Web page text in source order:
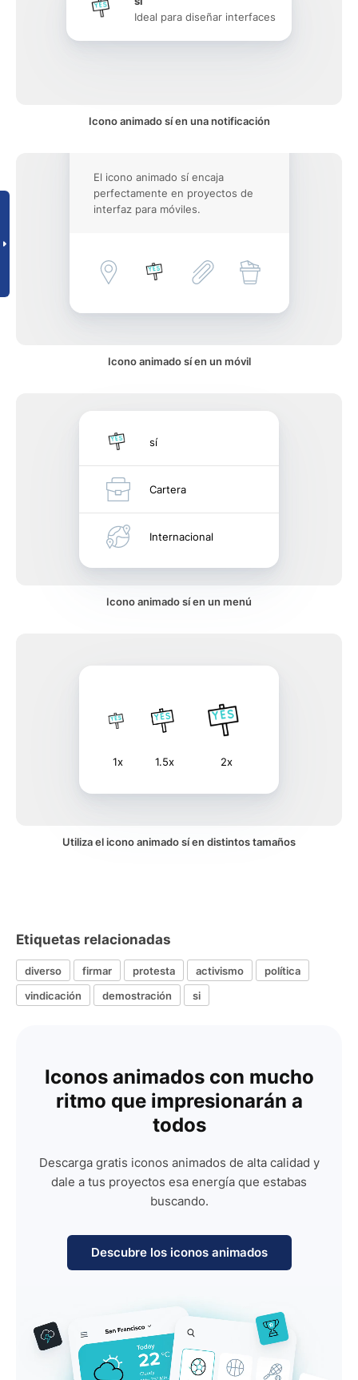
Ideal para diseñar interfaces
Icono animado sí en una notificación
El icono animado sí encaja
perfectamente en proyectos de
interfaz para móviles.
Icono animado sí en un móvil
sí
Cartera
Internacional
Icono animado sí en un menú
1x 1.5x 2x
Utiliza el icono animado sí en distintos tamaños
Etiquetas relacionadas
diverso firmar protesta activismo
política
vindicación
demostración si
Iconos animados con mucho
ritmo que impresionarán a
todos
Descarga gratis iconos animados de alta calidad y
dale a tus proyectos esa energía que estabas
buscando.
Descubre los iconos animados